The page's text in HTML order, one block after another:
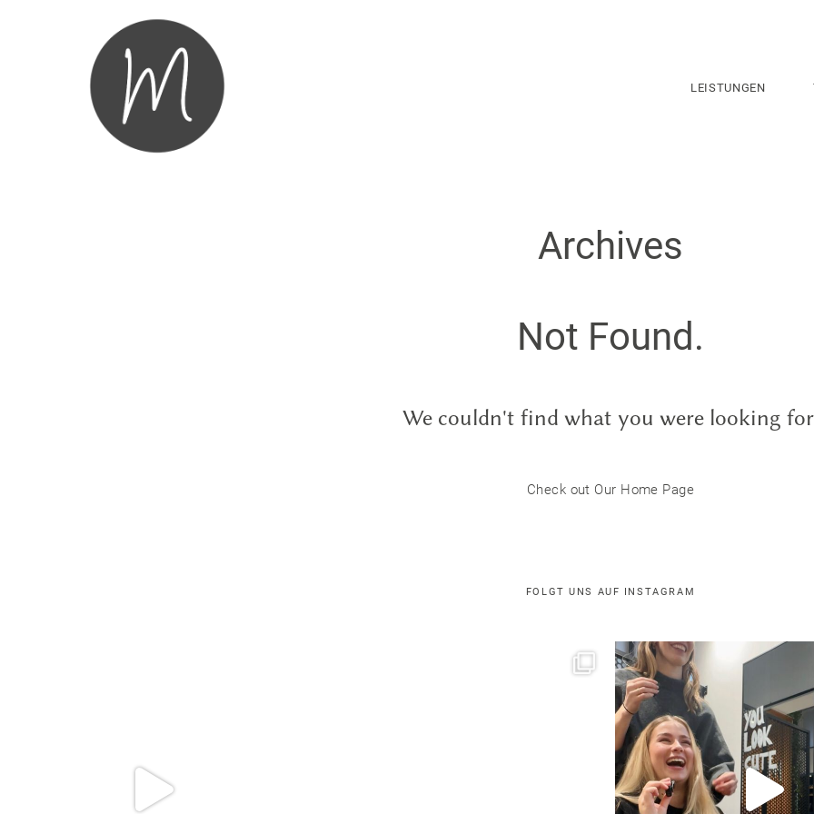
LEISTUNGEN
Archives
Not Found.
We couldn't find what you were looking
Check out Our Home Page
FOLGT UNS AUF INSTAGRAM